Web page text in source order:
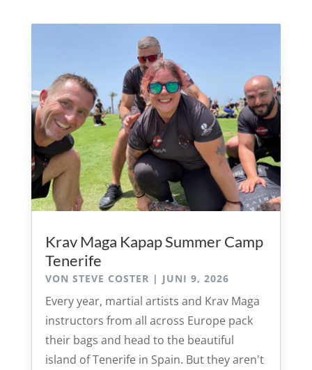
Krav Maga Kapap Summer Camp
Tenerife
VON STEVE COSTER | JUNI 9, 2026
Every year, martial artists and Krav Maga
instructors from all across Europe pack
their bags and head to the beautiful
island of Tenerife in Spain. But they aren't